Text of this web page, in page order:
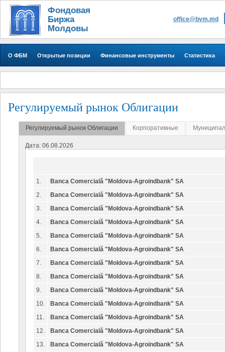
Фондовая
Биржа
Молдовы
office@bvm.md
О ФБМ Открытые позиции Финансовые инструменты Статистика
Регулируемый рынок Облигации
Регулируемый рынок Облигации Корпоративные
Дата: 06.08.2026
1.
Banca Comercială "Moldova-Agroindbank" SA
2.
Banca Comercială "Moldova-Agroindbank" SA
3.
Banca Comercială "Moldova-Agroindbank" SA
4.
Banca Comercială "Moldova-Agroindbank" SA
5.
Banca Comercială "Moldova-Agroindbank" SA
6.
Banca Comercială "Moldova-Agroindbank" SA
7.
Banca Comercială "Moldova-Agroindbank" SA
8.
Banca Comercială "Moldova-Agroindbank" SA
9.
Banca Comercială "Moldova-Agroindbank" SA
10.
Banca Comercială "Moldova-Agroindbank" SA
11.
Banca Comercială "Moldova-Agroindbank" SA
12.
Banca Comercială "Moldova-Agroindbank" SA
13.
Banca Comercială "Moldova-Agroindbank" SA